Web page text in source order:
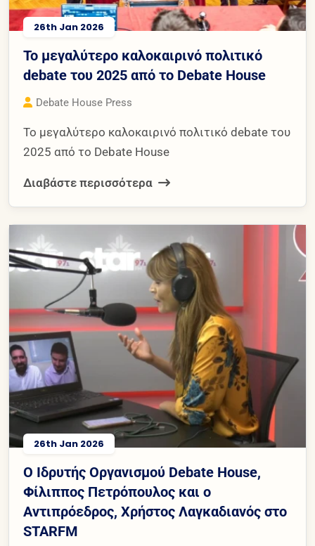
26th Jan 2026
Το μεγαλύτερο καλοκαιρινό πολιτικό
debate του 2025 από το Debate House
Debate House Press
Το μεγαλύτερο καλοκαιρινό πολιτικό debate του
2025 από το Debate House
Διαβάστε περισσότερα
26th Jan 2026
Ο Ιδρυτής Οργανισμού Debate House,
Φίλιππος Πετρόπουλος και ο
Αντιπρόεδρος, Χρήστος Λαγκαδιανός στο
STARFM